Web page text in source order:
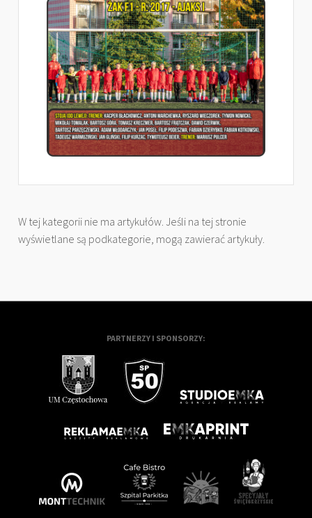
W tej kategorii nie ma artykułów. Jeśli na tej stronie
wyświetlane są podkategorie, mogą zawierać artykuły.
PARTNERZY I SPONSORZY: